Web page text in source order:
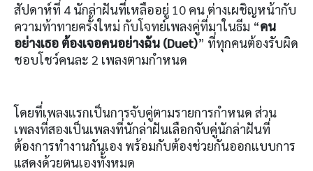
สัปดาห์ที่ 4 นักล่าฝันที่เหลืออยู่ 10 คน ต่างเผชิญหน้ากับ
ความท้าทายครั้งใหม่ กับโจทย์เพลงคู่ที่มาในธีม “คน
อย่างเธอ ต้องเจอคนอย่างฉัน (Duet)” ที่ทุกคนต้องรับผิด
ชอบโชว์คนละ 2 เพลงตามกำหนด
โดยที่เพลงแรกเป็นการจับคู่ตามรายการกำหนด ส่วน
เพลงที่สองเป็นเพลงที่นักล่าฝันเลือกจับคู่นักล่าฝันที่
ต้องการทำงานกันเอง พร้อมกับต้องช่วยกันออกแบบการ
แสดงด้วยตนเองทั้งหมด